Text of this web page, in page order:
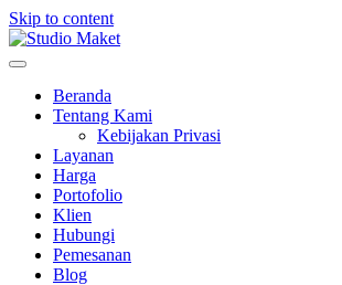
Skip to content
Beranda
Tentang Kami
Kebijakan Privasi
Layanan
Harga
Portofolio
Klien
Hubungi
Pemesanan
Blog